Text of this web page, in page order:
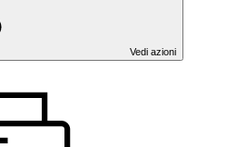
Vedi azioni